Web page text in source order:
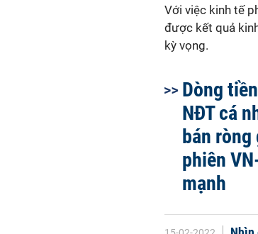
Với việc kinh tế
được kết quả
kỳ vọng.
Dòng
NĐT cá
bán
phiên
mạnh